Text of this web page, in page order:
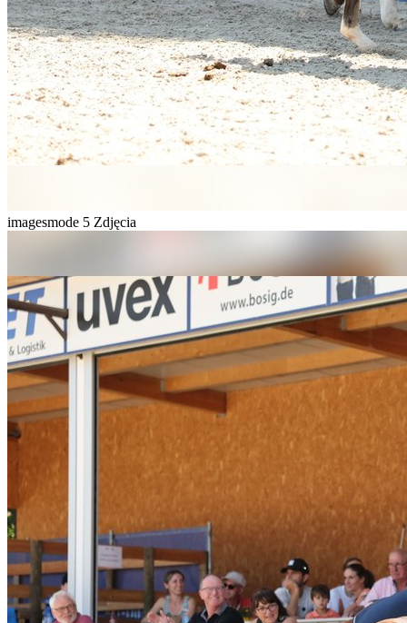
imagesmode 5 Zdjęcia